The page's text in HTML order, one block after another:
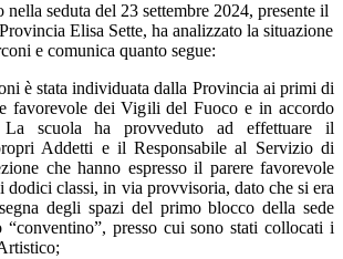
seduta del 23 settembre 2024, presente il
Elisa Sette, ha analizzato la situazione
e comunica quanto segue:
è stata individuata dalla Provincia ai primi di
favorevole dei Vigili del Fuoco e in accordo
scuola ha provveduto ad effettuare il
Addetti e il Responsabile al Servizio di
che hanno espresso il parere favorevole
dodici classi, in via provvisoria, dato che si era
degli spazi del primo blocco della sede
“conventino”, presso cui sono stati collocati i